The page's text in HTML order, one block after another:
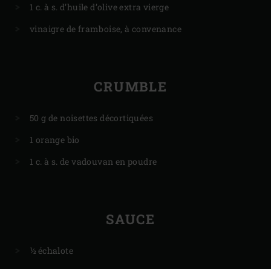
1 c. à s. d’huile d’olive extra vierge
vinaigre de framboise, à convenance
CRUMBLE
50 g de noisettes décortiquées
1 orange bio
1 c. à s. de vadouvan en poudre
SAUCE
½ échalote